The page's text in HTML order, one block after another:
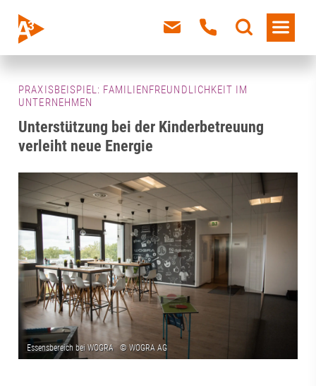
PRAXISBEISPIEL: FAMILIENFREUNDLICHKEIT IM
UNTERNEHMEN
Unterstützung bei der Kinderbetreuung
verleiht neue Energie